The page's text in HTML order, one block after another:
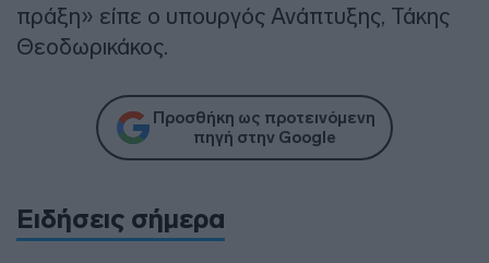
πράξη» είπε ο υπουργός Ανάπτυξης, Τάκης
Θεοδωρικάκος.
Προσθήκη ως προτεινόμενη
πηγή στην Google
Ειδήσεις σήμερα